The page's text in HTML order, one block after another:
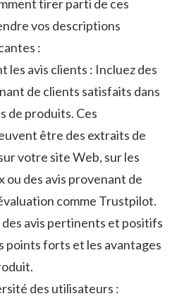
tirer parti de ces
vos⁢ descriptions‍
:
‌les avis ⁤clients : Incluez des
⁣de clients satisfaits dans‍
⁣de produits. Ces
être des extraits⁢ de⁤
votre site Web, sur ‍les
ou​ des avis ‍provenant ​de
comme Trustpilot.
des ⁢avis ​pertinents et positifs
points forts et les ⁢avantages
​des ‌utilisateurs :